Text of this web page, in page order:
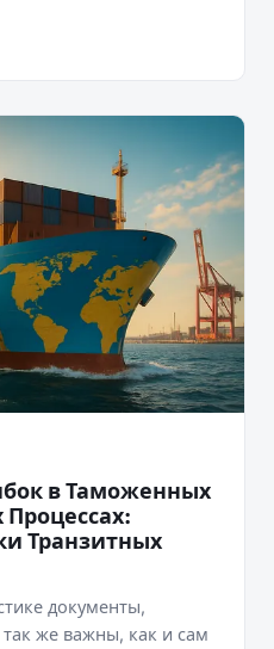
в Таможенных
Транзитных
документы,
же важны, как и сам